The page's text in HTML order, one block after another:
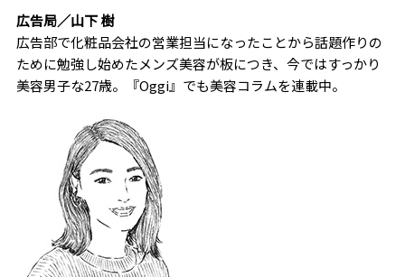
広告局／山下 樹
広告部で化粧品会社の営業担当になったことから話題作りの
ために勉強し始めたメンズ美容が板につき、今ではすっかり
美容男子な27歳。『Oggi』でも美容コラムを連載中。